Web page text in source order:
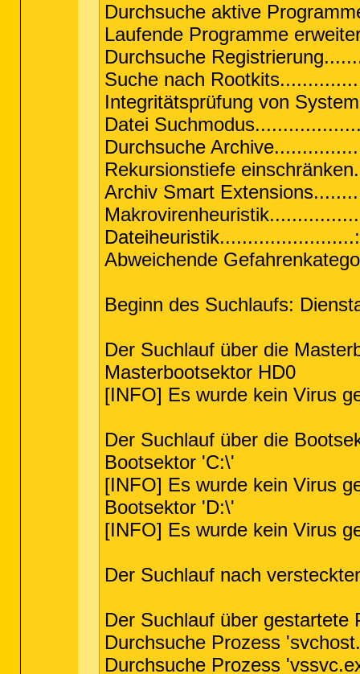
Durchsuche aktive
Laufende Programme
Durchsuche
Suche nach
Integritätsprüfung von
Datei
Durchsuche
Rekursionstiefe
Archiv Smart
Abweichende
Beginn des Suchlaufs:
Der Suchlauf über die
Masterbootsektor HD0
[INFO] Es wurde kein Virus
Der Suchlauf über die
Bootsektor 'C:\'
[INFO] Es wurde kein Virus
Bootsektor 'D:\'
[INFO] Es wurde kein Virus
Der Suchlauf nach
Der Suchlauf über gestartete
Durchsuche Prozess
Durchsuche Prozess